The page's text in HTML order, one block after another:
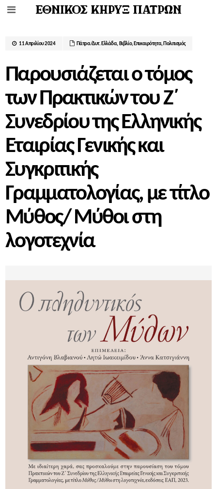
11 Απριλίου 2024 Πάτρα/Δυτ. Ελλάδα, Βιβλίο, Επικαιρότητα, Πολιτισμός
Παρουσιάζεται ο τόμος
των Πρακτικών του Ζ΄
Συνεδρίου της Ελληνικής
Εταιρίας Γενικής και
Συγκριτικής
Γραμματολογίας, με τίτλο
Μύθος/ Μύθοι στη
λογοτεχνία